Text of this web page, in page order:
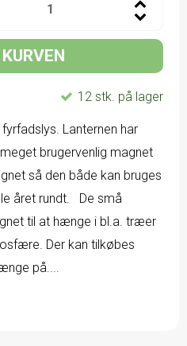
12 stk. på lager
Lanternen har
brugervenlig magnet
så den både kan bruges
året rundt. De små
til at hænge i bl.a. træer
Der kan tilkøbes
på....